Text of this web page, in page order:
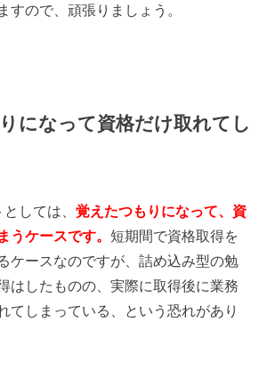
すので、頑張りましょう。
になって資格だけ取れてし
としては、覚えたつもりになって、資
うケースです。短期間で資格取得を
ケースなのですが、詰め込み型の勉
はしたものの、実際に取得後に業務
てしまっている、という恐れがあり